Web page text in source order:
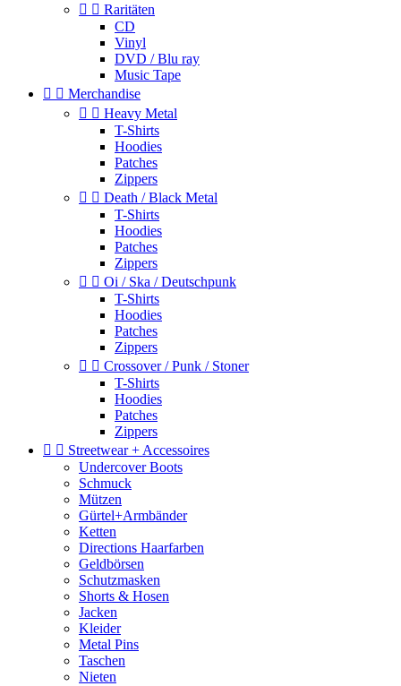
  Raritäten
CD
Vinyl
DVD / Blu ray
Music Tape
  Merchandise
  Heavy Metal
T-Shirts
Hoodies
Patches
Zippers
  Death / Black Metal
T-Shirts
Hoodies
Patches
Zippers
  Oi / Ska / Deutschpunk
T-Shirts
Hoodies
Patches
Zippers
  Crossover / Punk / Stoner
T-Shirts
Hoodies
Patches
Zippers
  Streetwear + Accessoires
Undercover Boots
Schmuck
Mützen
Gürtel+Armbänder
Ketten
Directions Haarfarben
Geldbörsen
Schutzmasken
Shorts & Hosen
Jacken
Kleider
Metal Pins
Taschen
Nieten